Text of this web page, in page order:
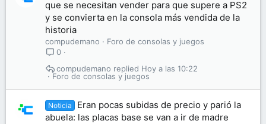
que se necesitan vender para que supere a PS2
y se convierta en la consola más vendida de la
historia
compudemano
Foro de consolas y juegos
0
Foro de consolas y juegos
Hoy a las 10:22
compudemano
Noticia
Eran pocas subidas de precio y parió la
abuela: las placas base se van a ir de madre